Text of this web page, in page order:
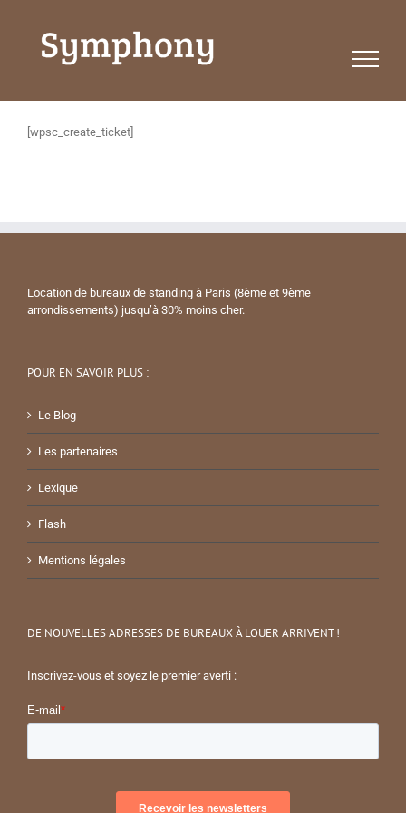
[wpsc_create_ticket]
Location de bureaux de standing à Paris (8ème et 9ème
arrondissements) jusqu’à 30% moins cher.
POUR EN SAVOIR PLUS :
Le Blog
Les partenaires
Lexique
Flash
Mentions légales
DE NOUVELLES ADRESSES DE BUREAUX À LOUER ARRIVENT !
Inscrivez-vous et soyez le premier averti :